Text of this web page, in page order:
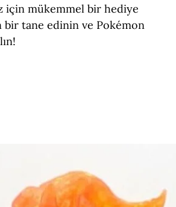
için mükemmel bir hediye
bir tane edinin ve Pokémon